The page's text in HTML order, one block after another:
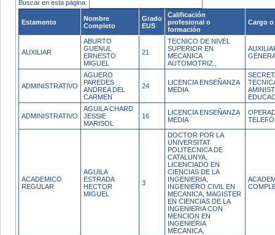
Buscar en esta página:
Estamento
Nombre
Completo
Grado
EUS
Calificación
profesional o
formación
Cargo
AUXILIAR
ABURTO
GUENUL
ERNESTO
MIGUEL
21
TECNICO DE NIVEL
SUPERIOR EN
MECANICA
AUTOMOTRIZ.,
ADMINISTRATIVO
AGUERO
PAREDES
ANDREA DEL
CARMEN
24
LICENCIA ENSEÑANZA
MEDIA
ADMINISTRATIVO
AGUILA CHARD
JESSIE
MARISOL
16
LICENCIA ENSEÑANZA
MEDIA
ACADEMICO
REGULAR
AGUILA
ESTRADA
HECTOR
MIGUEL
3
DOCTOR POR LA
UNIVERSITAT
POLITECNICA DE
CATALUNYA,
LICENCIADO EN
CIENCIAS DE LA
INGENIERIA,
INGENIERO CIVIL EN
MECANICA, MAGISTER
EN CIENCIAS DE LA
INGENIERIA CON
MENCION EN
INGENIERIA
MECANICA,